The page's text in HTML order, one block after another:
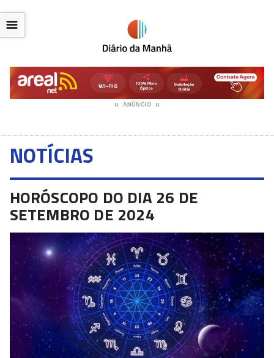
ANÚNCIO
☰
NOTÍCIAS
HORÓSCOPO DO DIA 26 DE
SETEMBRO DE 2024